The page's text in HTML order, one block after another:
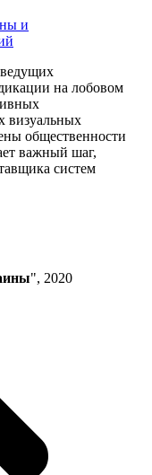
и
на лобовом
визуальных
общественности
важный шаг,
систем
", 2020